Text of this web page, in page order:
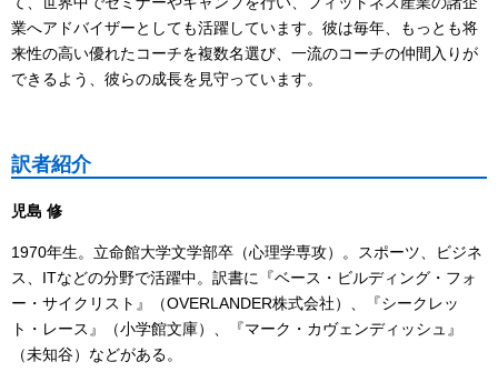
業へアドバイザーとしても活躍しています。彼は毎年、もっとも将
来性の高い優れたコーチを複数名選び、一流のコーチの仲間入りが
できるよう、彼らの成長を見守っています。
訳者紹介
児島 修
1970年生。立命館大学文学部卒（心理学専攻）。スポーツ、ビジネ
ス、ITなどの分野で活躍中。訳書に『ベース・ビルディング・フォ
ー・サイクリスト』（OVERLANDER株式会社）、『シークレッ
ト・レース』（小学館文庫）、『マーク・カヴェンディッシュ』
（未知谷）などがある。